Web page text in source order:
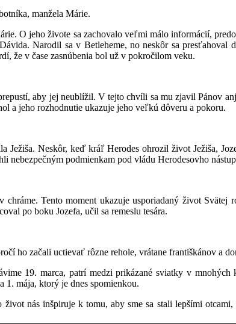
manžela Márie.
O jeho živote sa zachovalo veľmi málo informácií,
Narodil sa v Betleheme, no neskôr sa presťahoval
že v čase zasnúbenia bol už v pokročilom veku.
aby jej neublížil. V tejto chvíli sa mu zjavil Pánov
a jeho rozhodnutie ukazuje jeho veľkú dôveru a pokoru.
Ježiša. Neskôr, keď kráľ Herodes ohrozil život Ježiša,
nebezpečným podmienkam pod vládu Herodesovho
Tento moment ukazuje usporiadaný život Svätej
po boku Jozefa, učil sa remeslu tesára.
ho začali uctievať rôzne rehole, vrátane františkánov a
19. marca, patrí medzi prikázané sviatky v mnohých
1. mája, ktorý je dnes spomienkou.
nás inšpiruje k tomu, aby sme sa stali lepšími otcami,